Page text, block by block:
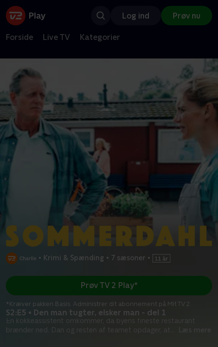
Log ind Prøv nu
Forside Live TV Kategorier
• Krimi & Spænding • 7 sæsoner •
S2:E5 • Den man tugter, elsker man - del 1
En kokkeassistent omkommer, da byens fineste restaurant
brænder ned. Dan og resten af teamet opdager, at
Prøv TV 2 Play*
*Kræver pakken Basis. Administrer dit abonnement på Mit TV 2.